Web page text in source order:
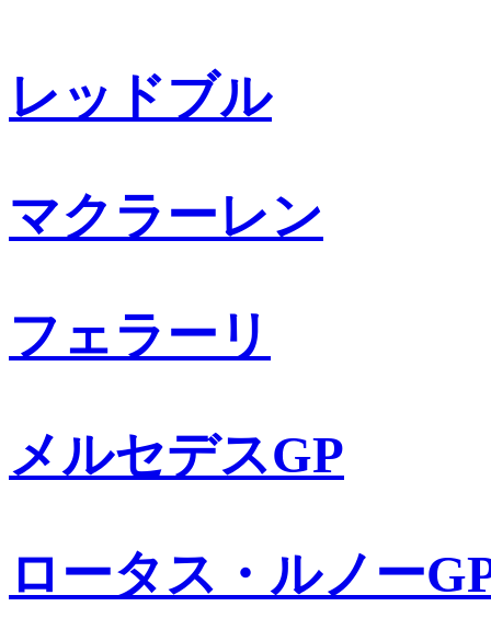
レッドブル
マクラーレン
フェラーリ
メルセデスGP
ロータス・ルノー